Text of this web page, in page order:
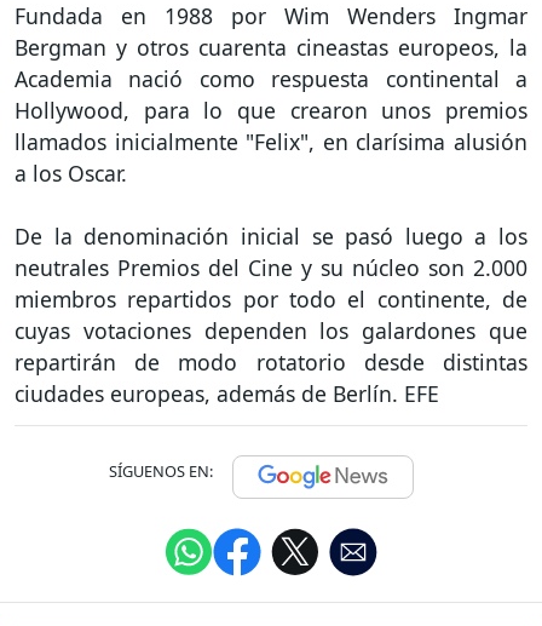
Fundada en 1988 por Wim Wenders Ingmar
Bergman y otros cuarenta cineastas europeos, la
Academia nació como respuesta continental a
Hollywood, para lo que crearon unos premios
llamados inicialmente "Felix", en clarísima alusión
a los Oscar.
De la denominación inicial se pasó luego a los
neutrales Premios del Cine y su núcleo son 2.000
miembros repartidos por todo el continente, de
cuyas votaciones dependen los galardones que
repartirán de modo rotatorio desde distintas
ciudades europeas, además de Berlín. EFE
SÍGUENOS EN: